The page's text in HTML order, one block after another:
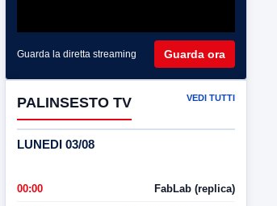
Guarda la diretta streaming Guarda ora
PALINSESTO TV VEDI TUTTI
LUNEDI 03/08
00:00 FabLab (replica)